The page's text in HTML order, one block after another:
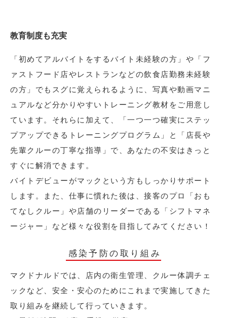
教育制度も充実
「初めてアルバイトをするバイト未経験の方」や「フ
ァストフード店やレストランなどの飲食店勤務未経験
の方」でもスグに覚えられるように、写真や動画マニ
ュアルなど分かりやすいトレーニング教材をご用意し
ています。それらに加えて、「一つ一つ確実にステッ
プアップできるトレーニングプログラム」と「店長や
先輩クルーの丁寧な指導」で、あなたの不安はきっと
すぐに解消できます。
バイトデビューがマックという方もしっかりサポート
します。また、仕事に慣れた後は、接客のプロ「おも
てなしクルー」や店舗のリーダーである「シフトマネ
ージャー」など様々な役割を目指してみてください！
感染予防の取り組み
マクドナルドでは、店内の衛生管理、クルー体調チェ
ックなど、安全・安心のためにこれまで実施してきた
取り組みを継続して行っていきます。